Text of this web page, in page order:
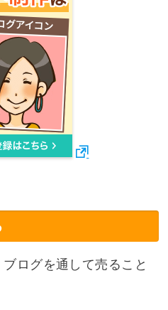
ログを通して売ること